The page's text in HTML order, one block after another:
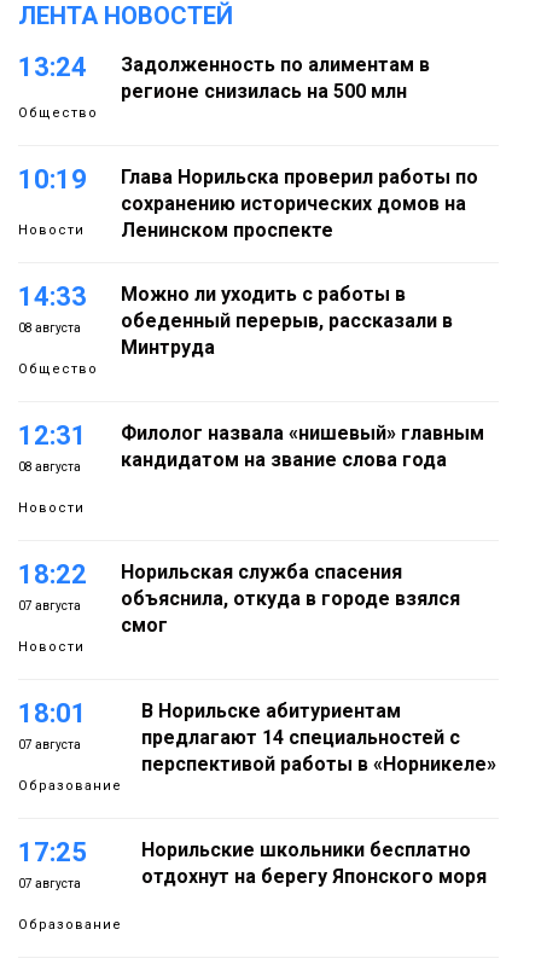
ЛЕНТА НОВОСТЕЙ
13:24
Общество
Задолженность по алиментам в
регионе снизилась на 500 млн
10:19
Новости
Глава Норильска проверил работы по
сохранению исторических домов на
Ленинском проспекте
14:33
08 августа
Общество
Можно ли уходить с работы в
обеденный перерыв, рассказали в
Минтруда
12:31
08 августа
Новости
Филолог назвала «нишевый» главным
кандидатом на звание слова года
18:22
07 августа
Новости
Норильская служба спасения
объяснила, откуда в городе взялся
смог
18:01
07 августа
Образование
В Норильске абитуриентам
предлагают 14 специальностей с
перспективой работы в «Норникеле»
17:25
07 августа
Образование
Норильские школьники бесплатно
отдохнут на берегу Японского моря